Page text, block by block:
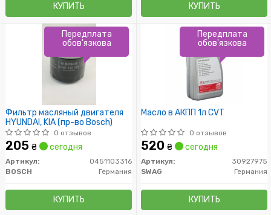
КУПИТЬ КУПИТЬ
Фильтр масляный двигателя
HYUNDAI, KIA (пр-во Bosch)
0 отзывов
205 ₴ сегодня
Артикул:
0451103316
BOSCH
Германия
КУПИТЬ
Передплата
обов'язкова
Масло в АКПП 1л CVT
0 отзывов
520 ₴ сегодня
Артикул:
30927975
SWAG
Германия
КУПИТЬ
Передплата
обов'язкова